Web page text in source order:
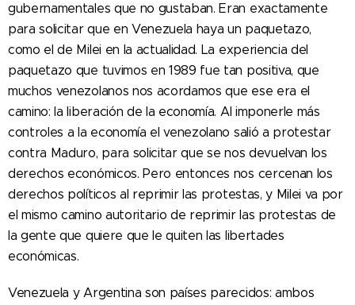
gubernamentales que no gustaban. Eran exactamente
para solicitar que en Venezuela haya un paquetazo,
como el de Milei en la actualidad. La experiencia del
paquetazo que tuvimos en 1989 fue tan positiva, que
muchos venezolanos nos acordamos que ese era el
camino: la liberación de la economía. Al imponerle más
controles a la economía el venezolano salió a protestar
contra Maduro, para solicitar que se nos devuelvan los
derechos económicos. Pero entonces nos cercenan los
derechos políticos al reprimir las protestas, y Milei va por
el mismo camino autoritario de reprimir las protestas de
la gente que quiere que le quiten las libertades
económicas.
Venezuela y Argentina son países parecidos: ambos